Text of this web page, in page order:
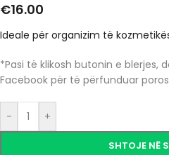
€16.00
Ideale për organizim të
*Pasi të klikosh butonin e blerjes,
Facebook për të përfunduar
- +
SHTOJE NË